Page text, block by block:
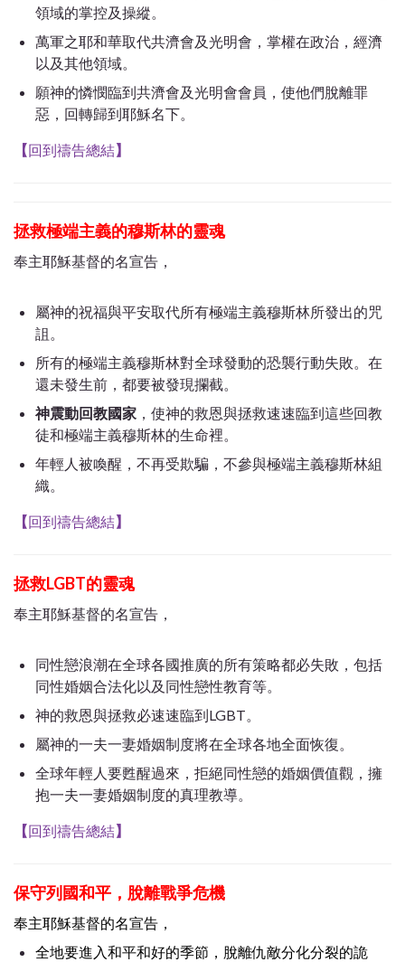
領域的掌控及操縱。
萬軍之耶和華取代共濟會及光明會，掌權在政治，經濟
以及其他領域。
願神的憐憫臨到共濟會及光明會會員，使他們脫離罪
惡，回轉歸到耶穌名下。
【回到禱告總結】
拯救極端主義的穆斯林的靈魂
奉主耶穌基督的名宣告，
屬神的祝福與平安取代所有極端主義穆斯林所發出的咒
詛。
所有的極端主義穆斯林對全球發動的恐襲行動失敗。在
還未發生前，都要被發現攔截。
神震動回教國家 ，使神的救恩與拯救速速臨到這些回教
徒和極端主義穆斯林的生命裡。
年輕人被喚醒，不再受欺騙，不參與極端主義穆斯林組
織。
【回到禱告總結】
拯救LGBT的靈魂
奉主耶穌基督的名宣告，
同性戀浪潮在全球各國推廣的所有策略都必失敗，包括
同性婚姻合法化以及同性戀性教育等。
神的救恩與拯救必速速臨到LGBT。
屬神的一夫一妻婚姻制度將在全球各地全面恢復。
全球年輕人要甦醒過來，拒絕同性戀的婚姻價值觀，擁
抱一夫一妻婚姻制度的真理教導。
【回到禱告總結】
保守列國和平， 脫離戰爭危機
奉主耶穌基督的名宣告，
全地要進入和平和好的季節，脫離仇敵分化分裂的詭